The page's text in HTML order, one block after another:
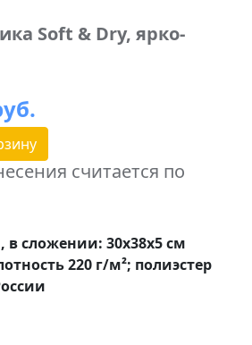
Soft & Dry, ярко-
считается по
в сложении: 30х38х5 см
220 г/м²; полиэстер